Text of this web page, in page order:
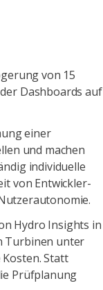
von 15
Dashboards auf
einer
und machen
individuelle
von Entwickler-
Hydro Insights in
Turbinen unter
Statt
Prüfplanung